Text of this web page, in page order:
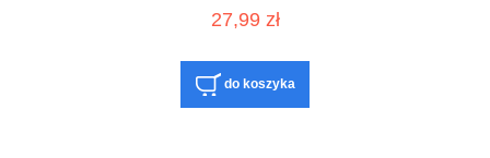
27,99 zł
do koszyka